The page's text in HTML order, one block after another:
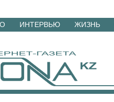
ИНТЕРВЬЮ ЖИЗНЬ